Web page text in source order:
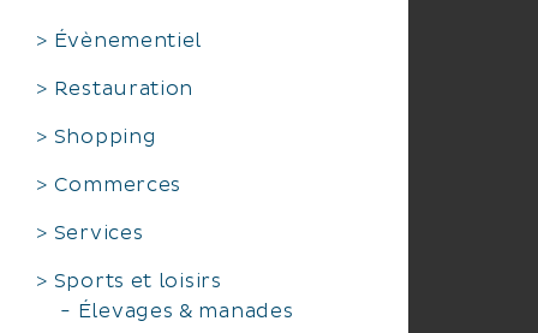
Évènementiel
Restauration
Shopping
Commerces
Services
Sports et loisirs
Élevages & manades